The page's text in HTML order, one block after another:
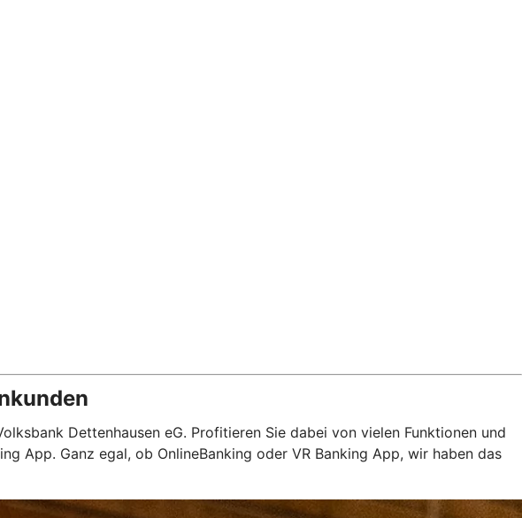
Dettenhausen eG. Profitieren Sie dabei von vielen Funktionen und
App. Ganz egal, ob OnlineBanking oder VR Banking App, wir haben das